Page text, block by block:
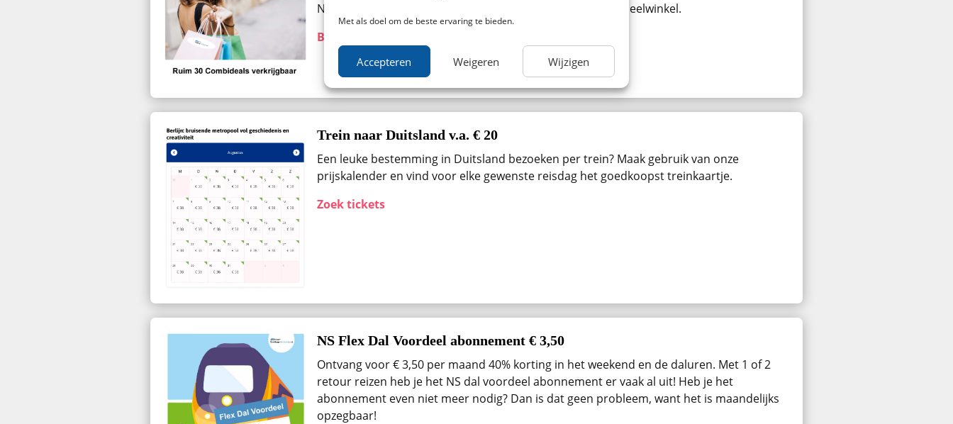
Met als doel om de beste ervaring te bieden.
Accepteren Weigeren Wijzigen
Nederland. Bekijk alle beschikbare uitjes van de NS Spoordeelwinkel.
Bekijk aanbieding
Trein naar Duitsland v.a. € 20
Een leuke bestemming in Duitsland bezoeken per trein? Maak gebruik van onze
prijskalender en vind voor elke gewenste reisdag het goedkoopst treinkaartje.
Zoek tickets
NS Flex Dal Voordeel abonnement € 3,50
Ontvang voor € 3,50 per maand 40% korting in het weekend en de daluren. Met 1 of 2
retour reizen heb je het NS dal voordeel abonnement er vaak al uit! Heb je het
abonnement even niet meer nodig? Dan is dat geen probleem, want het is maandelijks
opzegbaar!